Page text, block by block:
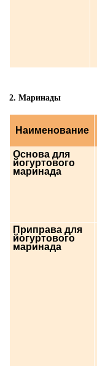
2. Маринады
Наименование
Основа для
йогуртового
маринада
Приправа для
йогуртового
маринада